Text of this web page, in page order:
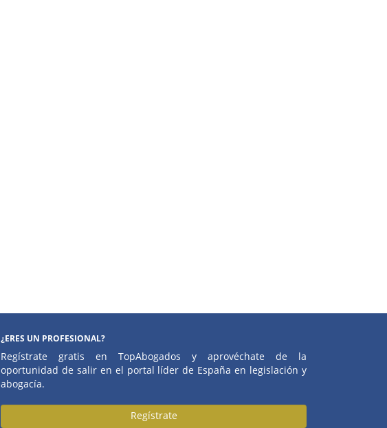
¿ERES UN PROFESIONAL?
Regístrate gratis en TopAbogados y aprovéchate de la
oportunidad de salir en el portal líder de España en legislación y
abogacía.
Regístrate